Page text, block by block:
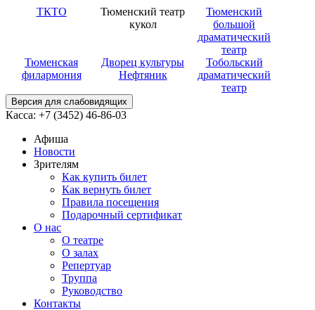
ТКТО
Тюменский театр
кукол
Тюменский
большой
драматический
театр
Тюменская
филармония
Дворец культуры
Нефтяник
Тобольский
драматический
театр
Версия для слабовидящих
Касса: +7 (3452) 46-86-03
Афиша
Новости
Зрителям
Как купить билет
Как вернуть билет
Правила посещения
Подарочный сертификат
О нас
О театре
О залах
Репертуар
Труппа
Руководство
Контакты